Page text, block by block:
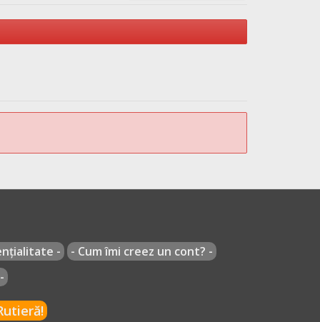
-
- Cum îmi creez un cont? -